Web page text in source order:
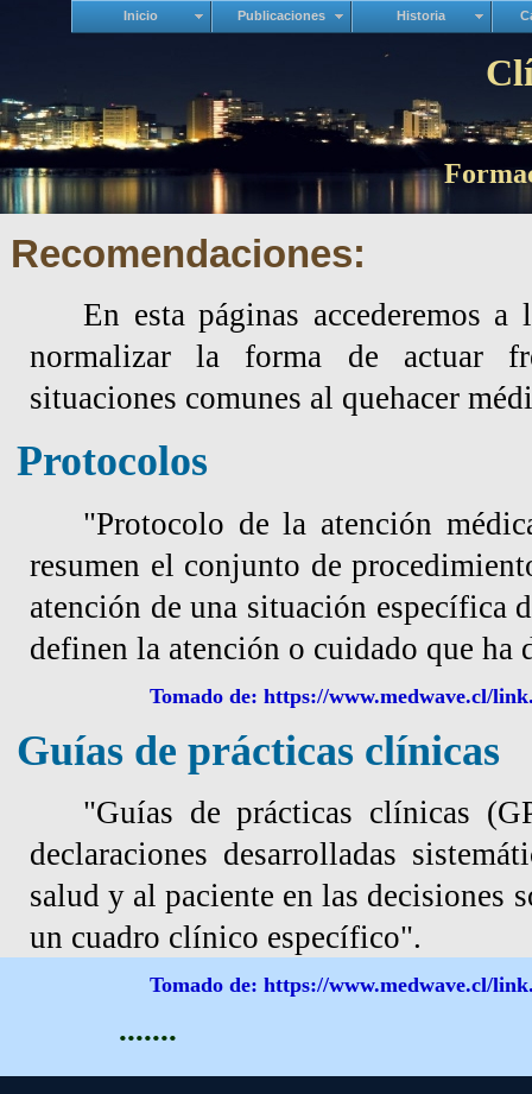
Inicio Publicaciones Historia
Recomendaciones:
En esta páginas accederemos
normalizar la forma de actuar
situaciones comunes al quehacer
Protocolos
"Protocolo de la atención
resumen el conjunto de
atención de una situación específica
definen la atención o cuidado que ha
Tomado de: https://www.medwave.cl/
Guías de prácticas clínicas
"Guías de prácticas clínicas
declaraciones desarrolladas
salud y al paciente en las decisiones
un cuadro clínico específico".
Tomado de: https://www.medwave.cl/
.......